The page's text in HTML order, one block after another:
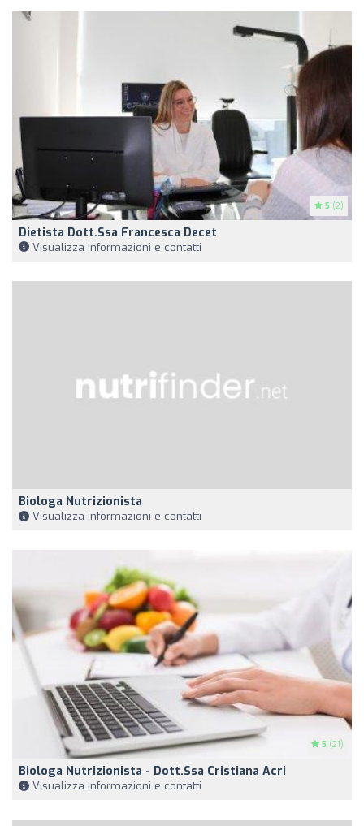
5 (2)
Dietista Dott.ssa Francesca Decet
Visualizza informazioni e contatti
Biologa Nutrizionista
Visualizza informazioni e contatti
5 (21)
Biologa Nutrizionista - Dott.ssa Cristiana Acri
Visualizza informazioni e contatti